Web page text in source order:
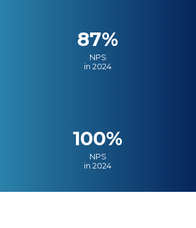
87%
NPS
in 2024
100%
NPS
in 2024